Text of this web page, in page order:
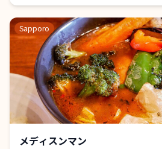
Sapporo
メディスンマン